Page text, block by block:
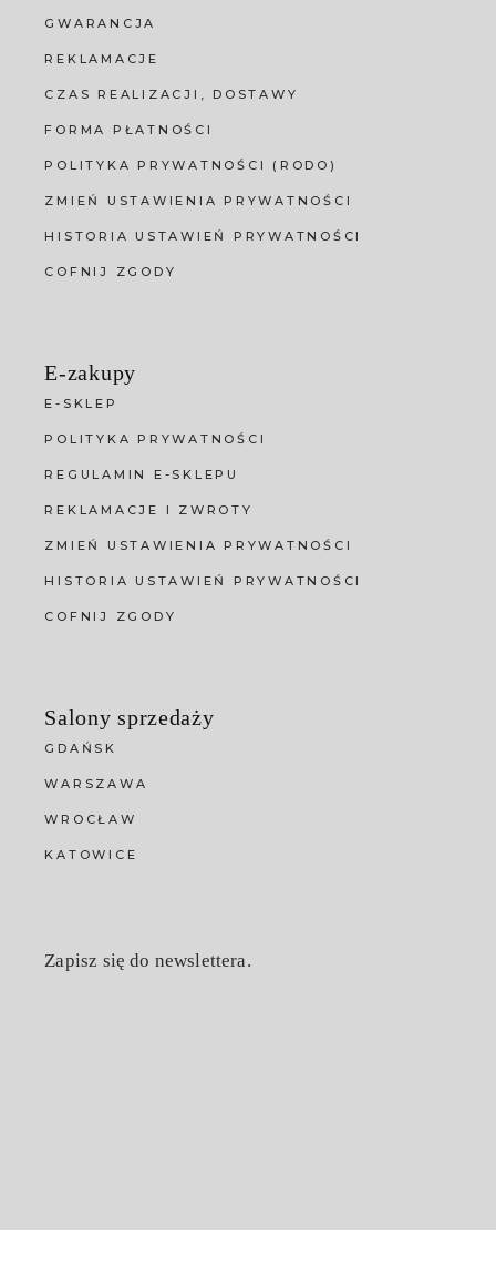
GWARANCJA
REKLAMACJE
CZAS REALIZACJI, DOSTAWY
FORMA PŁATNOŚCI
POLITYKA PRYWATNOŚCI (RODO)
ZMIEŃ USTAWIENIA PRYWATNOŚCI
HISTORIA USTAWIEŃ PRYWATNOŚCI
COFNIJ ZGODY
E-zakupy
E-SKLEP
POLITYKA PRYWATNOŚCI
REGULAMIN E-SKLEPU
REKLAMACJE I ZWROTY
ZMIEŃ USTAWIENIA PRYWATNOŚCI
HISTORIA USTAWIEŃ PRYWATNOŚCI
COFNIJ ZGODY
Salony sprzedaży
GDAŃSK
WARSZAWA
WROCŁAW
KATOWICE
Zapisz się do newslettera.